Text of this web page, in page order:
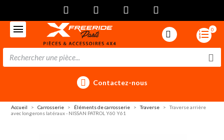
0
Contactez-nous
Accueil Carrosserie Éléments de carrosserie Traverse
Traverse arrière
avec longerons latéraux - NISSAN PATROL Y60 Y61